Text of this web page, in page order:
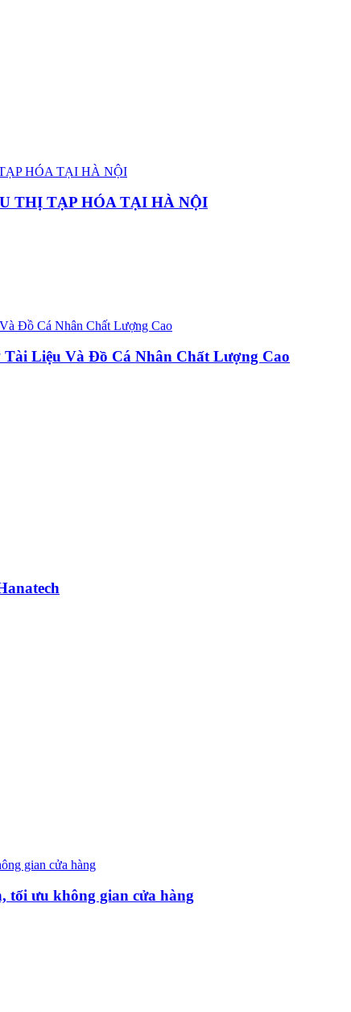
THỊ TẠP HÓA TẠI HÀ NỘI
Liệu Và Đồ Cá Nhân Chất Lượng Cao
tối ưu không gian cửa hàng